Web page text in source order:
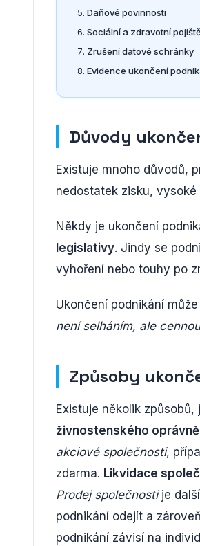
Daňové povinnosti
Sociální a zdravotní
Zrušení datové schránky
Evidence ukončení
Důvody
Existuje mnoho důvodů,
nedostatek zisku,
Někdy je ukončení
legislativy. Jindy se
vyhoření nebo touhy po
Ukončení podnikání
není selháním, ale
Způsoby
Existuje několik
živnostenského
akciové společnosti,
zdarma. Likvidace
Prodej společnostije
podnikání odejít a
podnikání závisí na